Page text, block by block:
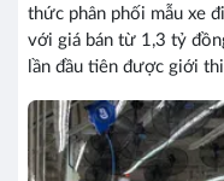
thức phân phối mẫu xe
với giá bán từ 1,3 tỷ
lần đầu tiên được giới